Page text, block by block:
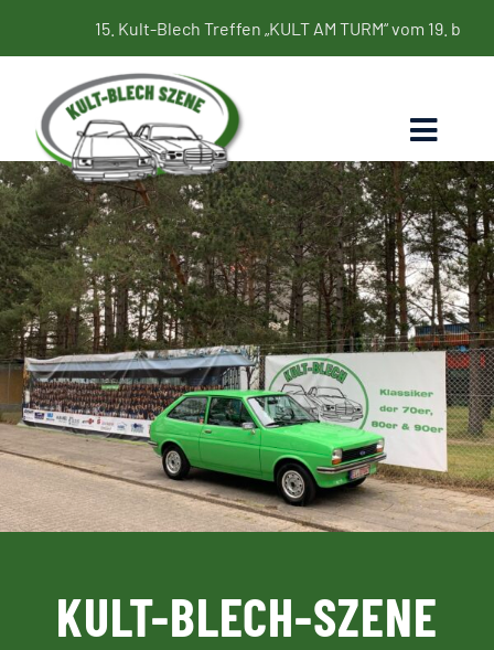
Inhalt
springen
15. Kult-Blech Treffen „KULT AM TURM“ vom 19. bis 21. Juni
Home
Termine
Bildergalerie
Kultbleche
Blog
Kontakt
KULT-BLECH-SZENE